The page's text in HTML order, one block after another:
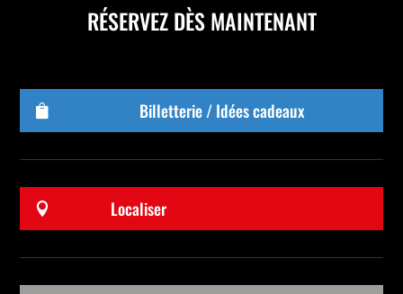
RÉSERVEZ DÈS MAINTENANT
 Billetterie / Idées cadeaux
 Localiser